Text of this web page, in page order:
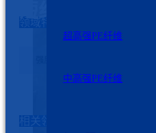
超高强PE纤维
中高强PE纤维
短纤
领域特性
相关领域